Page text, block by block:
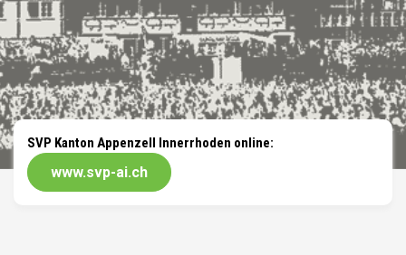
SVP Kanton Appenzell Innerrhoden online:
www.svp-ai.ch